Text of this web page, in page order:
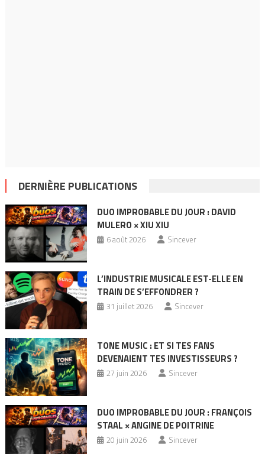
DERNIÈRE PUBLICATIONS
DUO IMPROBABLE DU JOUR : DAVID
MULERO × XIU XIU
6 août 2026 Sincever
L’INDUSTRIE MUSICALE EST-ELLE EN
TRAIN DE S’EFFONDRER ?
31 juillet 2026 Sincever
TONE MUSIC : ET SI TES FANS
DEVENAIENT TES INVESTISSEURS ?
27 juin 2026 Sincever
DUO IMPROBABLE DU JOUR : FRANÇOIS
STAAL × ANGINE DE POITRINE
20 juin 2026 Sincever